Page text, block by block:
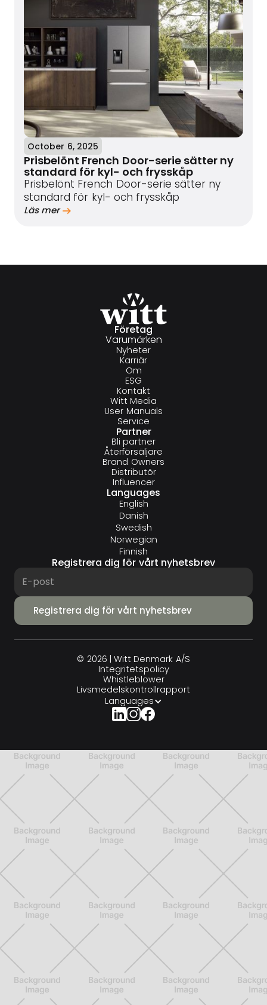
October 6, 2025
Prisbelönt French Door-serie sätter ny
standard för kyl- och frysskåp
Prisbelönt French Door-serie sätter ny
standard för kyl- och frysskåp
Läs mer
Företag
Varumärken
Nyheter
Karriär
Om
ESG
Kontakt
Witt Media
User Manuals
Service
Partner
Bli partner
Återförsäljare
Brand Owners
Distributör
Influencer
Languages
English
Danish
Swedish
Norwegian
Finnish
Registrera dig för vårt nyhetsbrev
© 2026 | Witt Denmark A/S
Integritets­policy
Whistleblower
Livsmedelskontrollrapport
Languages